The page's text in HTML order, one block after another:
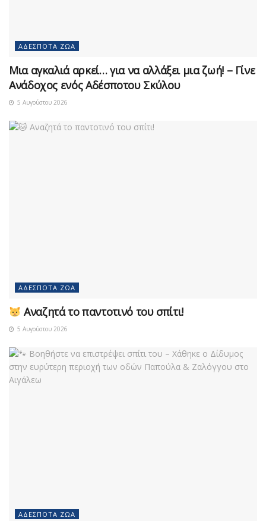
ΑΔΈΣΠΟΤΑ ΖΏΑ
Μια αγκαλιά αρκεί… για να αλλάξει μια ζωή! – Γίνε
Ανάδοχος ενός Αδέσποτου Σκύλου
5 Αυγούστου 2026
ΑΔΈΣΠΟΤΑ ΖΏΑ
Αναζητά το παντοτινό του σπίτι!
5 Αυγούστου 2026
ΑΔΈΣΠΟΤΑ ΖΏΑ